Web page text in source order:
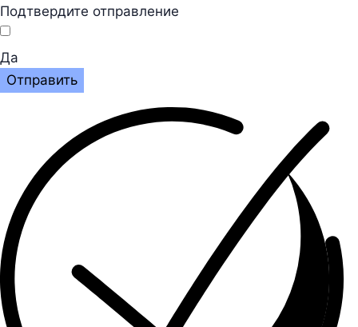
Подтвердите отправление
Да
Отправить